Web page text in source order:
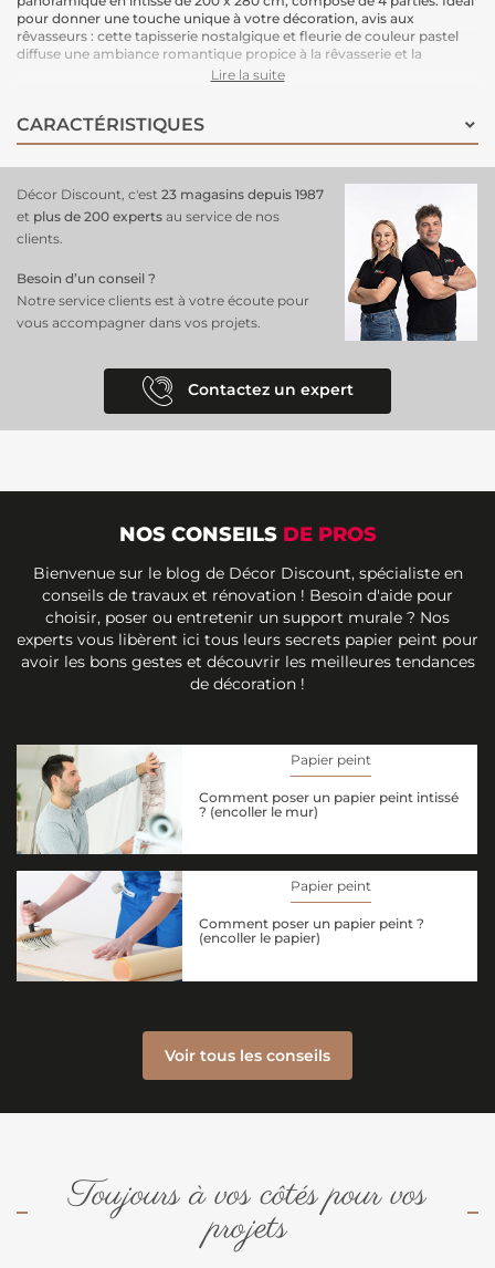
pour donner une touche unique à votre décoration, avis aux
rêvasseurs : cette tapisserie nostalgique et fleurie de couleur pastel
diffuse une ambiance romantique propice à la rêvasserie et la
détente. L’effet créé est une œuvre d'art géante qui habille
d'enduire le mur de colle pour poser ce papier peint en toute
simplicité. Une solution pratique et esthétique.
Pose : Encollage du mur, pose facile.
Lire la suite
CARACTÉRISTIQUES
Décor Discount, c'est 23 magasins depuis 1987
et plus de 200 experts au service de nos
clients.
Besoin d’un conseil ?
Notre service clients est à votre écoute pour
vous accompagner dans vos projets.
Contactez un expert
NOS CONSEILS DE PROS
Bienvenue sur le blog de Décor Discount, spécialiste en
conseils de travaux et rénovation ! Besoin d'aide pour
choisir, poser ou entretenir un support murale ? Nos
experts vous libèrent ici tous leurs secrets papier peint pour
avoir les bons gestes et découvrir les meilleures tendances
de décoration !
Papier peint
Comment poser un papier peint intissé
? (encoller le mur)
Papier peint
Comment poser un papier peint ?
(encoller le papier)
Voir tous les conseils
Toujours à vos côtés pour vos
projets